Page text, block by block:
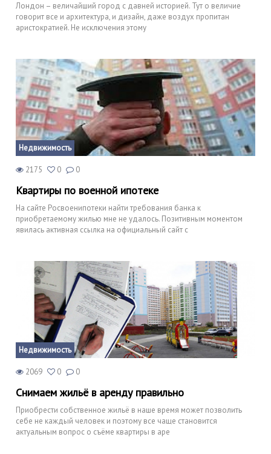
Лондон – величайший город с давней историей. Тут о величие
говорит все и архитектура, и дизайн, даже воздух пропитан
аристократией. Не исключения этому
Недвижимость
2175 0 0
Квартиры по военной ипотеке
На сайте Росвоенипотеки найти требования банка к
приобретаемому жилью мне не удалось. Позитивным моментом
явилась активная ссылка на официальный сайт с
Недвижимость
2069 0 0
Снимаем жильё в аренду правильно
Приобрести собственное жильё в наше время может позволить
себе не каждый человек и поэтому все чаще становится
актуальным вопрос о съёме квартиры в аре